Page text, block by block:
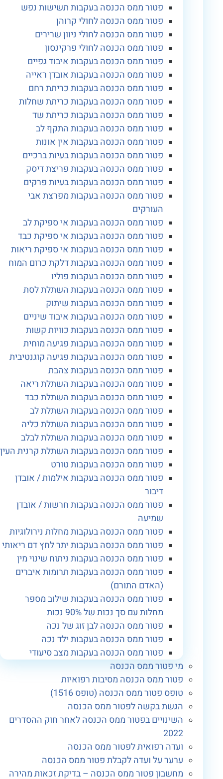
פטור ממס הכנסה בעקבות תשישות נפש
פטור ממס הכנסה לחולי קרוהן
פטור ממס הכנסה לחולי ניוון שרירים
פטור ממס הכנסה לחולי פרקינסון
פטור ממס הכנסה בעקבות איבוד גפיים
פטור ממס הכנסה בעקבות אובדן ראייה
פטור ממס הכנסה בעקבות כריתת רחם
פטור ממס הכנסה בעקבות כריתת שחלות
פטור ממס הכנסה בעקבות כריתת שד
פטור ממס הכנסה בעקבות התקף לב
פטור ממס הכנסה בעקבות אין אונות
פטור ממס הכנסה בעקבות בעיות ברכיים
פטור ממס הכנסה בעקבות פריצת דיסק
פטור ממס הכנסה בעקבות בעיות פרקים
פטור ממס הכנסה בעקבות מפרצת אבי
העורקים
פטור ממס הכנסה בעקבות אי ספיקת לב
פטור ממס הכנסה בעקבות אי ספיקת כבד
פטור ממס הכנסה בעקבות אי ספיקת ריאות
פטור ממס הכנסה בעקבות דלקת כרום המוח
פטור ממס הכנסה בעקבות פוליו
פטור ממס הכנסה בעקבות השתלת לסת
פטור ממס הכנסה בעקבות שיתוק
פטור ממס הכנסה בעקבות איבוד שיניים
פטור ממס הכנסה בעקבות כוויות קשות
פטור ממס הכנסה בעקבות פגיעה מוחית
פטור ממס הכנסה בעקבות פגיעה קוגנטיבית
פטור ממס הכנסה בעקבות צהבת
פטור ממס הכנסה בעקבות השתלת ריאה
פטור ממס הכנסה בעקבות השתלת כבד
פטור ממס הכנסה בעקבות השתלת לב
פטור ממס הכנסה בעקבות השתלת כליה
פטור ממס הכנסה בעקבות השתלת לבלב
פטור ממס הכנסה בעקבות השתלת קרנית העין
פטור ממס הכנסה בעקבות טורט
פטור ממס הכנסה בעקבות אילמות / אובדן
פטור ממס הכנסה בעקבות חרשות / אובדן
פטור ממס הכנסה בעקבות מחלות נירולוגיות
פטור ממס הכנסה בעקבות יתר לחץ דם ריאותי
פטור ממס הכנסה בעקבות ניתוח שינוי מין
פטור ממס הכנסה בעקבות תרומות איברים
(האדם התורם)
פטור ממס הכנסה בעקבות שילוב מספר
מחלות עם סך נכות של 90% נכות
פטור ממס הכנסה לבן זוג של נכה
פטור ממס הכנסה בעקבות ילד נכה
פטור ממס הכנסה בעקבות מצב סיעודי
מי פטור ממס הכנסה
פטור ממס הכנסה מסיבות רפואיות
טופס פטור ממס הכנסה (טופס 1516)
הגשת בקשה לפטור ממס הכנסה
השינויים בפטור ממס הכנסה לאחר חוק ההסדרים
ועדה רפואית לפטור ממס הכנסה
ערער על ועדה לקבלת פטור ממס הכנסה
מחשבון פטור ממס הכנסה – בדיקת זכאות מהירה